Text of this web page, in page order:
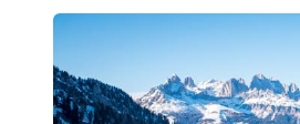
aktiviteter, och Tesero, som
skidsemester i Val di
förstklassig skidåkning.
Skidresor i Val di Fiemme